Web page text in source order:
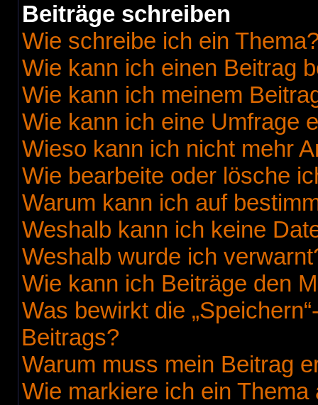
Beiträge schreiben
Wie schreibe ich ein
Wie kann ich einen Beitrag
Wie kann ich meinem
Wie kann ich eine Umfrage
Wieso kann ich nicht mehr
Wie bearbeite oder lösche
Warum kann ich auf
Weshalb kann ich keine
Weshalb wurde ich
Wie kann ich Beiträge den
Was bewirkt die
Beitrags?
Warum muss mein Beitrag
Wie markiere ich ein Thema